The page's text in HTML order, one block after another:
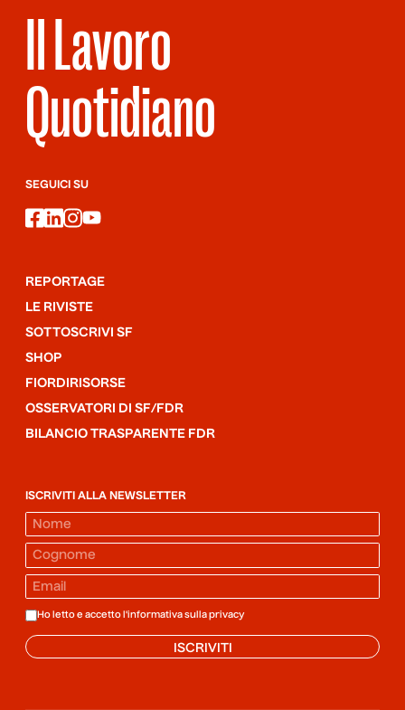
Il Lavoro
Quotidiano
SEGUICI SU
facebook
linkedin
instagram
youtube
REPORTAGE
LE RIVISTE
SOTTOSCRIVI SF
SHOP
FIORDIRISORSE
OSSERVATORI DI SF/FDR
BILANCIO TRASPARENTE FDR
ISCRIVITI ALLA NEWSLETTER
Ho letto e accetto l'informativa sulla privacy
ISCRIVITI